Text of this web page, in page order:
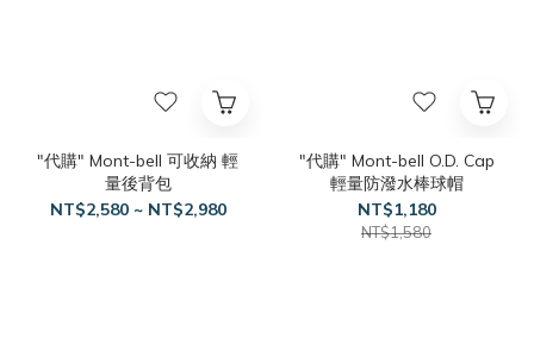
"代購" Mont-bell 可收納 輕
量後背包
NT$2,580 ~ NT$2,980
"代購" Mont-bell O.D. Cap
輕量防潑水棒球帽
NT$1,180
NT$1,580